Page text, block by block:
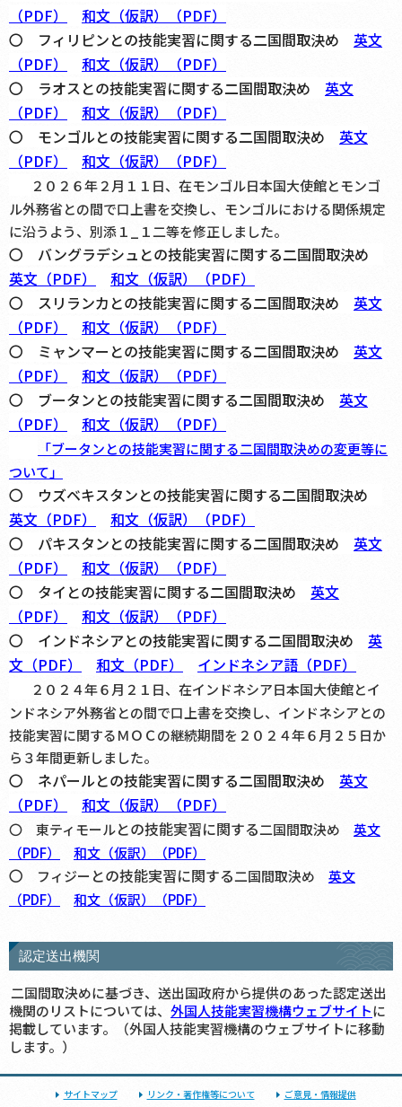
（PDF）
和文（仮訳）（PDF）
〇 フィリピンとの技能実習に関する二国間取決め 英文
（PDF）
和文（仮訳）（PDF）
〇 ラオスとの技能実習に関する二国間取決め 英文
（PDF）
和文（仮訳）（PDF）
〇 モンゴルとの技能実習に関する二国間取決め 英文
（PDF）
和文（仮訳）（PDF）
２０２６年２月１１日、在モンゴル日本国大使館とモンゴ
ル外務省との間で口上書を交換し、モンゴルにおける関係規定
に沿うよう、別添１_１二等を修正しました。
〇 バングラデシュ との技能実習に関する二国間取決め
英文（PDF）
和文（仮訳）（PDF）
〇 スリランカ との技能実習に関する二国間取決め 英文
（PDF）
和文（仮訳）（PDF）
〇 ミャンマー との技能実習に関する二国間取決め 英文
（PDF）
和文（仮訳）（PDF）
〇 ブータンとの技能実習に関する二国間取決め 英文
（PDF）
和文（仮訳）（PDF）
「ブータンとの技能実習に関する二国間取決めの変更等に
ついて」
〇 ウズベキスタンとの技能実習に関する二国間取決め
英文（PDF）
和文（仮訳）（PDF）
〇 パキスタンとの技能実習に関する二国間取決め 英文
（PDF）
和文（仮訳）（PDF）
〇 タイ との技能実習に関する二国間取決め 英文
（PDF）
和文（仮訳）（PDF）
〇 インドネシアとの技能実習に関する二国間取決め 英
文（PDF）
和文（PDF） インドネシア語（PDF）
２０２４年６月２１日、在インドネシア日本国大使館とイ
ンドネシア外務省との間で口上書を交換し、インドネシアとの
技能実習に関するＭＯＣの継続期間を２０２４年６月２５日か
ら３年間更新しました。
〇 ネパールとの技能実習に関する二国間取決め 英文
（PDF）
和文（仮訳）（PDF）
〇 東ティモールとの技能実習に関する二国間取決め 英文
（PDF）
和文（仮訳）（PDF）
〇 フィジー との技能実習に関する二国間取決め 英文
（PDF）
和文（仮訳）（PDF）
認定送出機関
二国間取決めに基づき、送出国政府から提供のあった認定送出
機関のリストについては、 外国人技能実習機構ウェブサイトに
掲載しています。（外国人技能実習機構のウェブサイトに移動
します。）
サイトマップ リンク・著作権等について ご意見・情報提供